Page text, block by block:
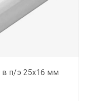
в п/э 25х16 мм